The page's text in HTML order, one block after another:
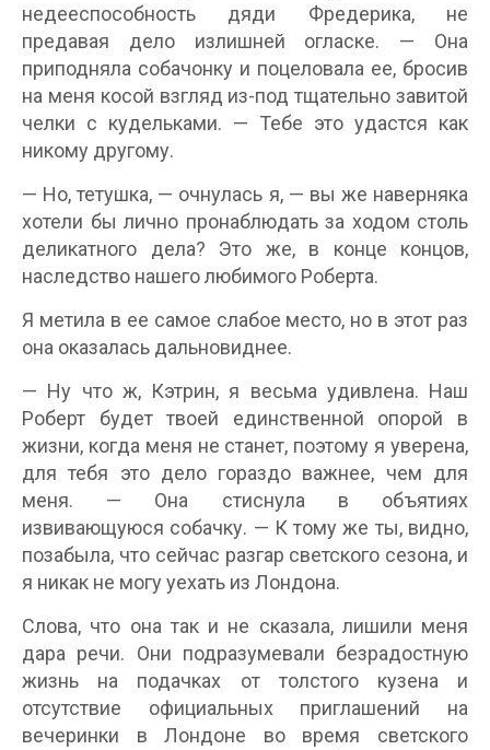
недееспособность дяди Фредерика, не
предавая дело излишней огласке. — Она
приподняла собачонку и поцеловала ее, бросив
на меня косой взгляд из-под тщательно завитой
челки с кудельками. — Тебе это удастся как
никому другому.
— Но, тетушка, — очнулась я, — вы же наверняка
хотели бы лично пронаблюдать за ходом столь
деликатного дела? Это же, в конце концов,
наследство нашего любимого Роберта.
Я метила в ее самое слабое место, но в этот раз
она оказалась дальновиднее.
— Ну что ж, Кэтрин, я весьма удивлена. Наш
Роберт будет твоей единственной опорой в
жизни, когда меня не станет, поэтому я уверена,
для тебя это дело гораздо важнее, чем для
меня. — Она стиснула в объятиях
извивающуюся собачку. — К тому же ты, видно,
позабыла, что сейчас разгар светского сезона, и
я никак не могу уехать из Лондона.
Слова, что она так и не сказала, лишили меня
дара речи. Они подразумевали безрадостную
жизнь на подачках от толстого кузена и
отсутствие официальных приглашений на
вечеринки в Лондоне во время светского